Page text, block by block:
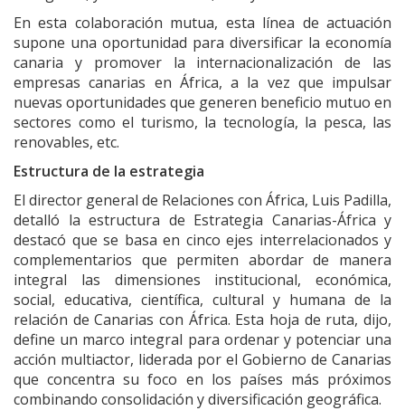
En esta colaboración mutua, esta línea de actuación
supone una oportunidad para diversificar la economía
canaria y promover la internacionalización de las
empresas canarias en África, a la vez que impulsar
nuevas oportunidades que generen beneficio mutuo en
sectores como el turismo, la tecnología, la pesca, las
renovables, etc.
Estructura de la estrategia
El director general de Relaciones con África, Luis Padilla,
detalló la estructura de Estrategia Canarias-África y
destacó que se basa en cinco ejes interrelacionados y
complementarios que permiten abordar de manera
integral las dimensiones institucional, económica,
social, educativa, científica, cultural y humana de la
relación de Canarias con África. Esta hoja de ruta, dijo,
define un marco integral para ordenar y potenciar una
acción multiactor, liderada por el Gobierno de Canarias
que concentra su foco en los países más próximos
combinando consolidación y diversificación geográfica.